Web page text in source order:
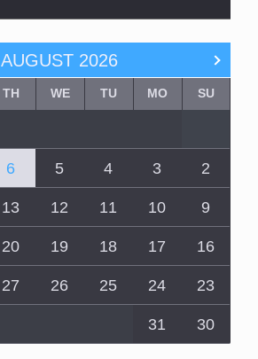
AUGUST 2026
SU
MO
TU
WE
TH
2
3
4
5
6
9
10
11
12
13
16
17
18
19
20
23
24
25
26
27
30
31